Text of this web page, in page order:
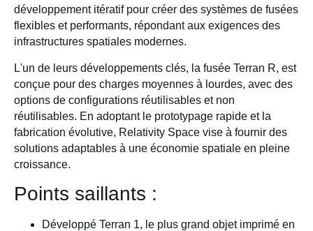
développement itératif pour créer des systèmes de fusées
flexibles et performants, répondant aux exigences des
infrastructures spatiales modernes.
L'un de leurs développements clés, la fusée Terran R, est
conçue pour des charges moyennes à lourdes, avec des
options de configurations réutilisables et non
réutilisables. En adoptant le prototypage rapide et la
fabrication évolutive, Relativity Space vise à fournir des
solutions adaptables à une économie spatiale en pleine
croissance.
Points saillants :
Développé Terran 1, le plus grand objet imprimé en